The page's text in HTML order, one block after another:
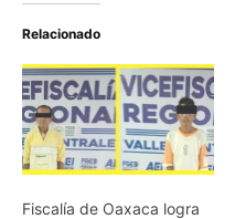
Relacionado
Fiscalía de Oaxaca logra